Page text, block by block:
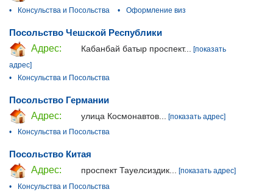
•
Консульства и Посольства • Оформление виз
Посольство Чешcкой Республики
Адрес:
Кабанбай батыр проспект...
[показать
адрес]
•
Консульства и Посольства
Посольство Германии
Адрес:
улица Космонавтов...
[показать адрес]
•
Консульства и Посольства
Посольство Китая
Адрес:
проспект Тауелсиздик... [показать адрес]
•
Консульства и Посольства